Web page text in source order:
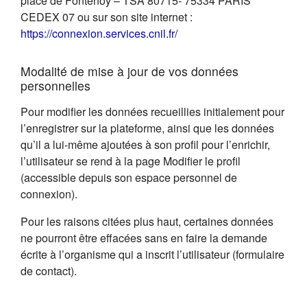
CEDEX 07 ou sur son site internet :
https://connexion.services.cnil.fr/(s'ouvre dans un nouvel
Modalité de mise à jour de vos données
personnelles
Pour modifier les données recueillies initialement pour
l’enregistrer sur la plateforme, ainsi que les données
qu’il a lui-même ajoutées à son profil pour l’enrichir,
l’utilisateur se rend à la page Modifier le profil
(accessible depuis son espace personnel de
connexion).
Pour les raisons citées plus haut, certaines données
ne pourront être effacées sans en faire la demande
écrite à l’organisme qui a inscrit l’utilisateur (formulaire
de contact).